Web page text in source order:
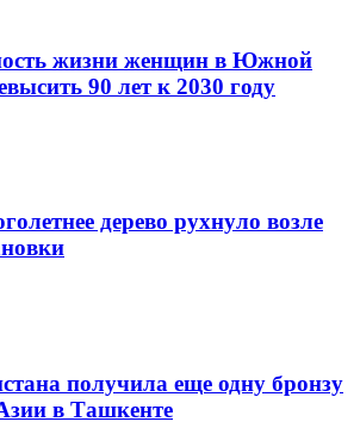
жизни женщин в Южной
90 лет к 2030 году
дерево рухнуло возле
получила еще одну бронзу
в Ташкенте